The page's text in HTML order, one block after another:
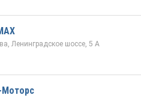
Ленинградское шоссе, 5 А